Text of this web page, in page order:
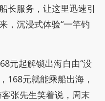
长服务，让这里迅速引
，沉浸式体验“一竿钓
元起解锁出海自由“没
168元就能乘船出海，
张先生笑着说，周末